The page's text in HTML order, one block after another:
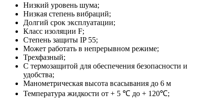
Низкий уровень шума;
Низкая степень вибраций;
Долгий срок эксплуатации;
Класс изоляции F;
Степень защиты IP 55;
Может работать в непрерывном режиме;
Трехфазный;
С термозащитой для обеспечения безопасности и
удобства;
Манометрическая высота всасывания до 6 м
Температура жидкости от + 5 ℃ до + 120℃;